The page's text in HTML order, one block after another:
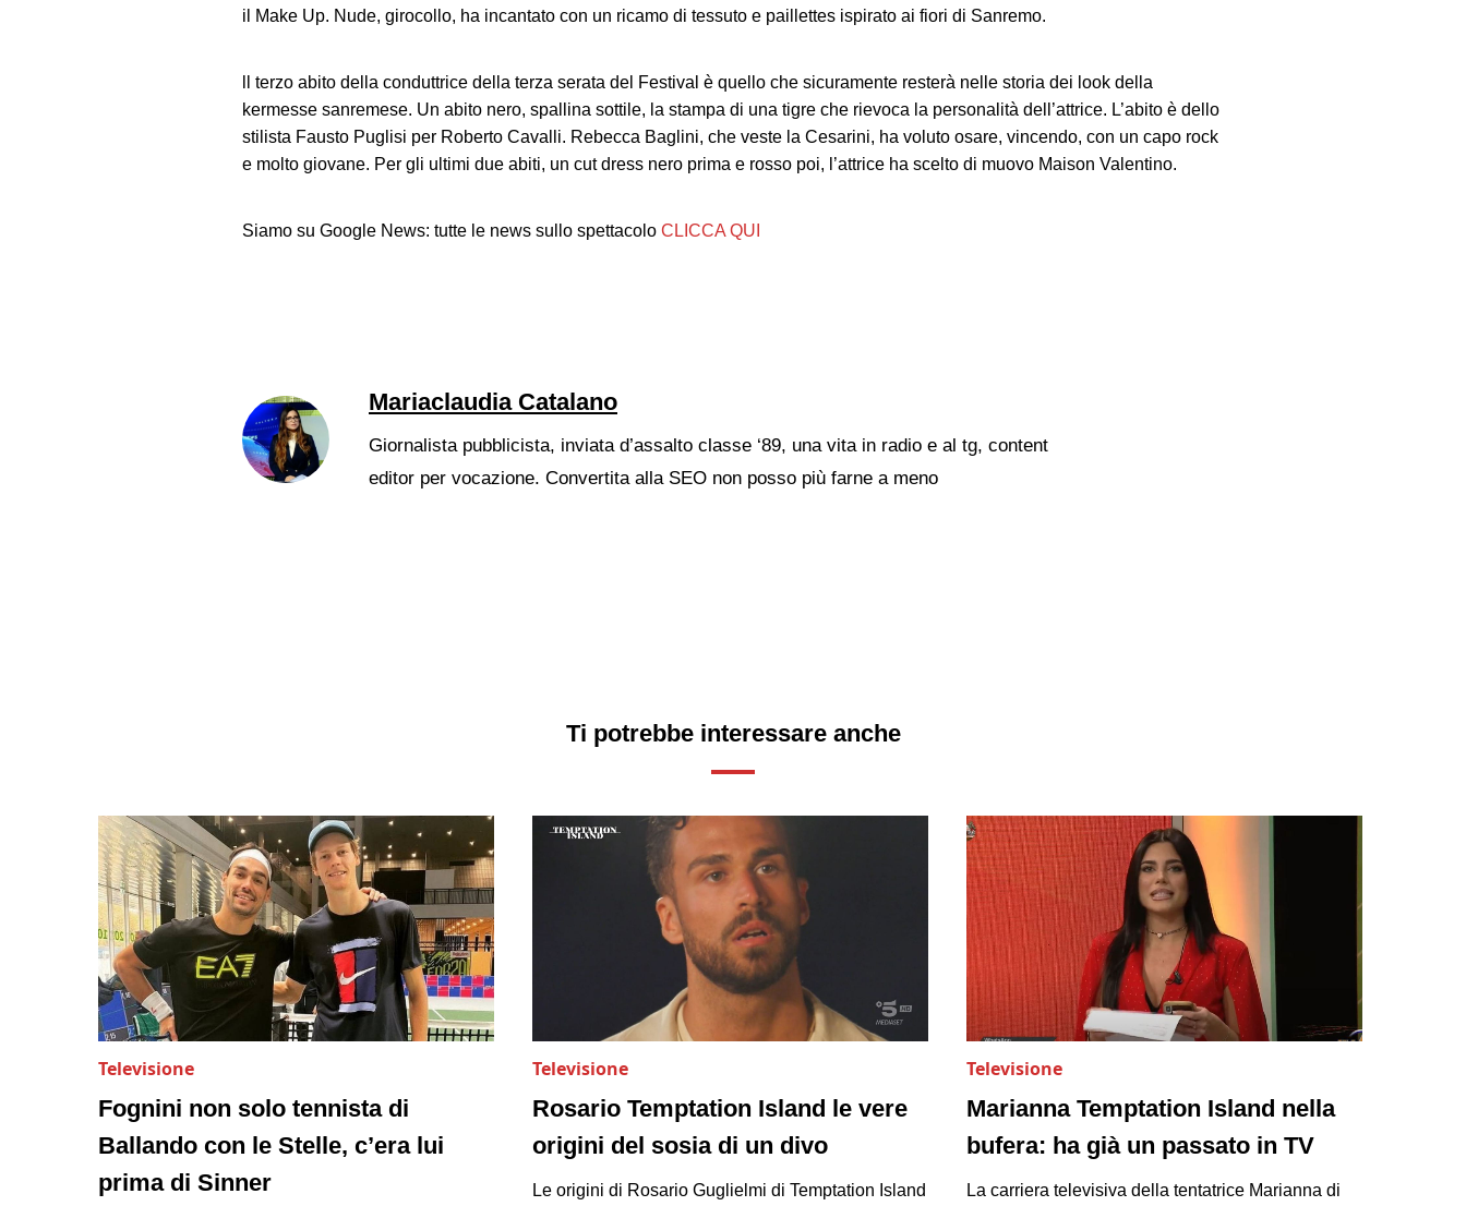
il Make Up. Nude, girocollo, ha incantato con un ricamo di tessuto e paillettes ispirato ai fiori di Sanremo.
ll terzo abito della conduttrice della terza serata del Festival è quello che sicuramente resterà nelle storia dei look della
kermesse sanremese. Un abito nero, spallina sottile, la stampa di una tigre che rievoca la personalità dell’attrice. L’abito è dello
stilista Fausto Puglisi per Roberto Cavalli. Rebecca Baglini, che veste la Cesarini, ha voluto osare, vincendo, con un capo rock
e molto giovane. Per gli ultimi due abiti, un cut dress nero prima e rosso poi, l’attrice ha scelto di muovo Maison Valentino.
Siamo su Google News: tutte le news sullo spettacolo CLICCA QUI
Mariaclaudia Catalano
Giornalista pubblicista, inviata d’assalto classe ‘89, una vita in radio e al tg, content
editor per vocazione. Convertita alla SEO non posso più farne a meno
Ti potrebbe interessare anche
Televisione
Fognini non solo tennista di
Ballando con le Stelle, c’era lui
prima di Sinner
Televisione
Rosario Temptation Island le vere
origini del sosia di un divo
Le origini di Rosario Guglielmi di Temptation Island
Televisione
Marianna Temptation Island nella
bufera: ha già un passato in TV
La carriera televisiva della tentatrice Marianna di